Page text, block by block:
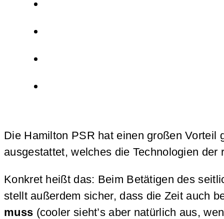
Die Hamilton PSR hat einen großen Vorteil
ausgestattet, welches die Technologien
Konkret heißt das: Beim Betätigen des
stellt außerdem sicher, dass die Zeit auch
muss (cooler sieht’s aber natürlich aus,